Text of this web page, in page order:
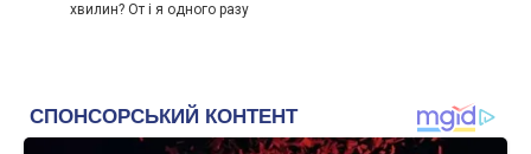
хвилин? От і я одного разу